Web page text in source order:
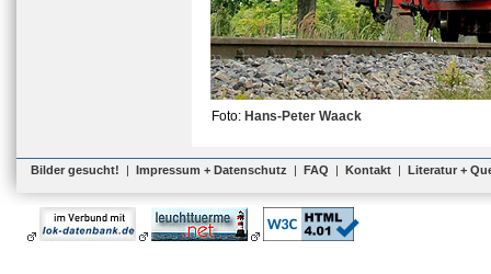
Foto: Hans-Peter Waack
Bilder gesucht! | Impressum + Datenschutz | FAQ | Kontakt | Literatur +